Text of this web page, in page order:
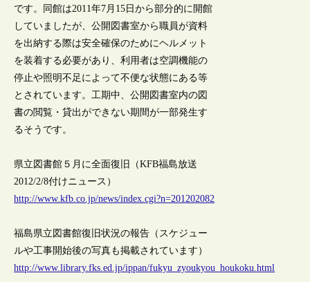
です。同館は2011年7月15日から部分的に開館
していましたが、公開図書室から職員が資料
を出納する際は安全確保のためにヘルメット
を装着する必要があり、利用者は空調機能の
停止や照明不足によって不便な状態にある等
とされています。工期中、公開図書室内の図
書の閲覧・貸出ができない期間が一部発生す
るそうです。
県立図書館５月に全面復旧（KFB福島放送
2012/2/8付けニュース）
http://www.kfb.co.jp/news/index.cgi?n=201202082
福島県立図書館復旧状況の報告（スケジュー
ルや工事開始後の写真も掲載されています）
http://www.library.fks.ed.jp/ippan/fukyu_zyoukyou_houkoku.html